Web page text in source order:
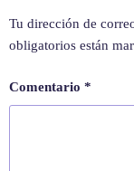
Tu dirección de
obligatorios están
Comentario *